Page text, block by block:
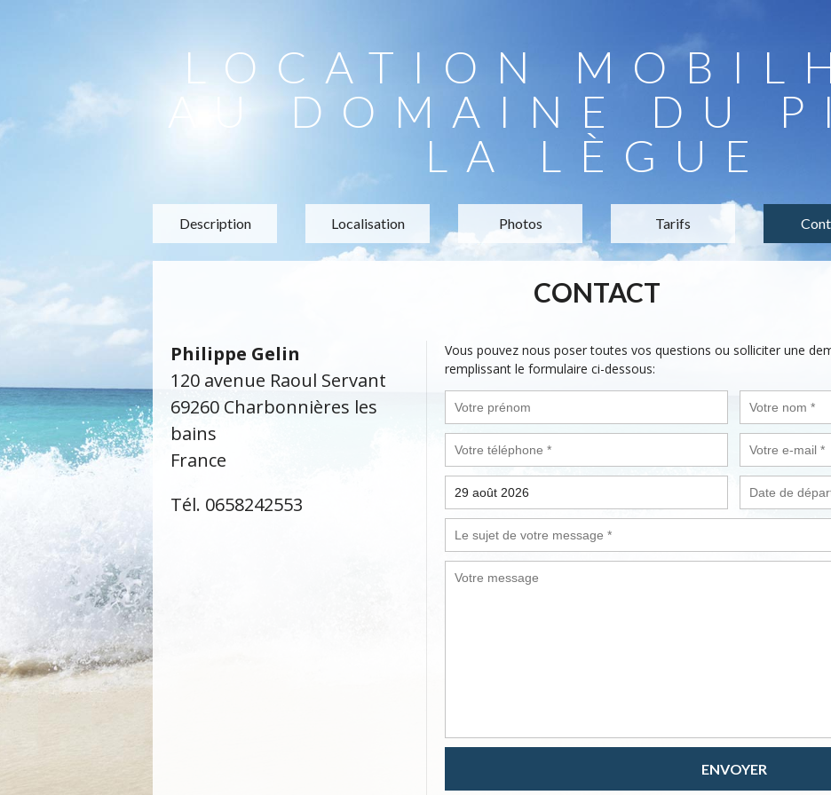
LOCATION
AU DOMAINE DU
LA LÈGUE
Description Localisation Photos Tarifs
CONTACT
Philippe Gelin
120 avenue Raoul Servant
69260 Charbonnières les
bains
France
Tél. 0658242553
Vous pouvez nous poser toutes vos questions ou solliciter une
remplissant le formulaire ci-dessous:
ENVOYER